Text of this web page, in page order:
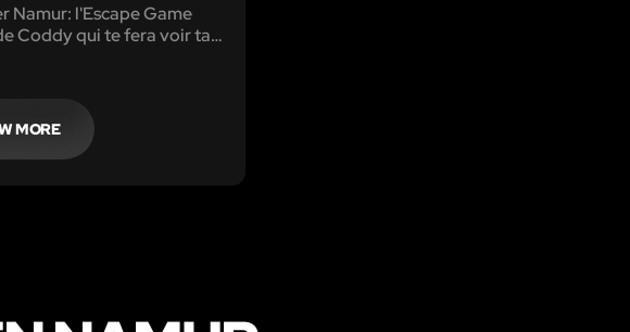
Namur: l'Escape Game
Coddy qui te fera voir ta
MORE